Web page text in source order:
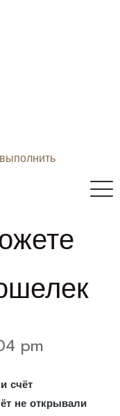
pm
счёт
не открывали